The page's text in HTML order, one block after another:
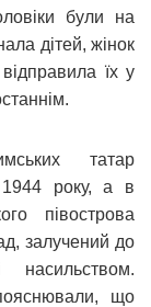
були на
дітей, жінок
їх у
татар
1944 року, а в
півострова
залучений до
насильством.
що